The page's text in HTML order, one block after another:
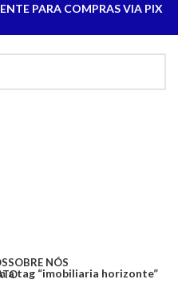
PARA COMPRAS VIA PIX
SOBRE NÓS
a tag “imobiliaria horizonte”